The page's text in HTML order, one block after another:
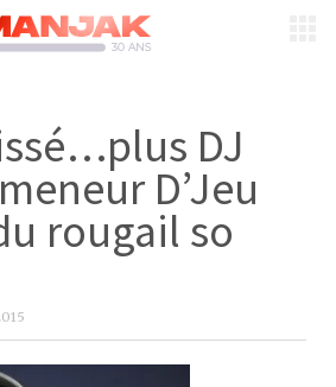
DJ
D’Jeu
rougail so